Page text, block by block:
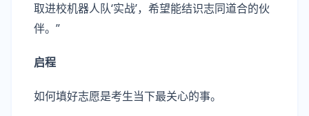
取进校机器人队‘实战’，希望能结识志同道合的伙
伴。”
启程
如何填好志愿是考生当下最关心的事。